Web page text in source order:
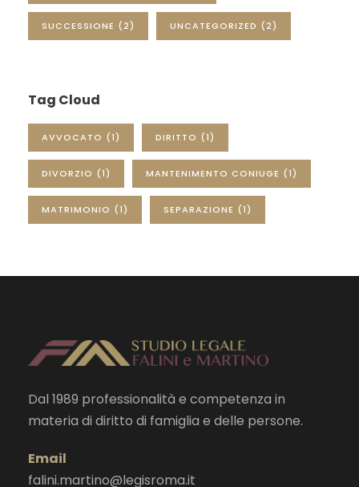
SUCCESSIONE (2) UNCATEGORIZED (2)
Tag Cloud
AVVOCATO (1) DIRITTO (1)
DIVORZIO (1) MANTENIMENTO CONIUGE (1)
MATRIMONIO (1) SEPARAZIONE (1)
Dal 1989 professionalità e competenza in
materia di diritto di famiglia e delle persone.
Email
falini.martino@legisroma.it